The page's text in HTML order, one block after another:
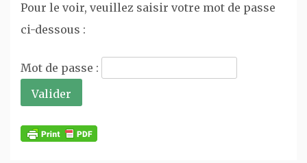
Pour le voir, veuillez saisir votre mot de passe
ci-dessous :
Mot de passe :